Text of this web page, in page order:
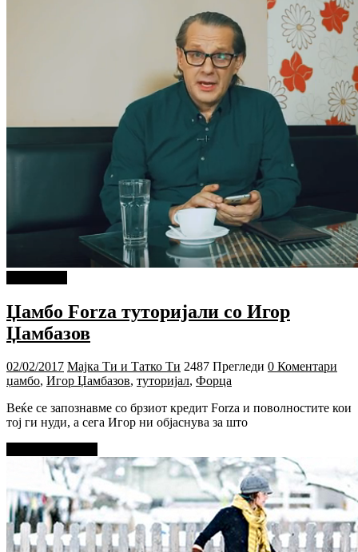
Џамбо Forza туторијали со Игор
Џамбазов
02/02/2017 Мајка Ти и Татко Ти 2487 Прегледи 0 Коментари
џамбо, Игор Џамбазов, туторијал, Форца
Веќе се запознавме со брзиот кредит Forza и поволностите кои
тој ги нуди, а сега Игор ни објаснува за што